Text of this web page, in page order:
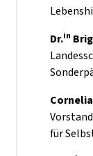
Dr.in
für